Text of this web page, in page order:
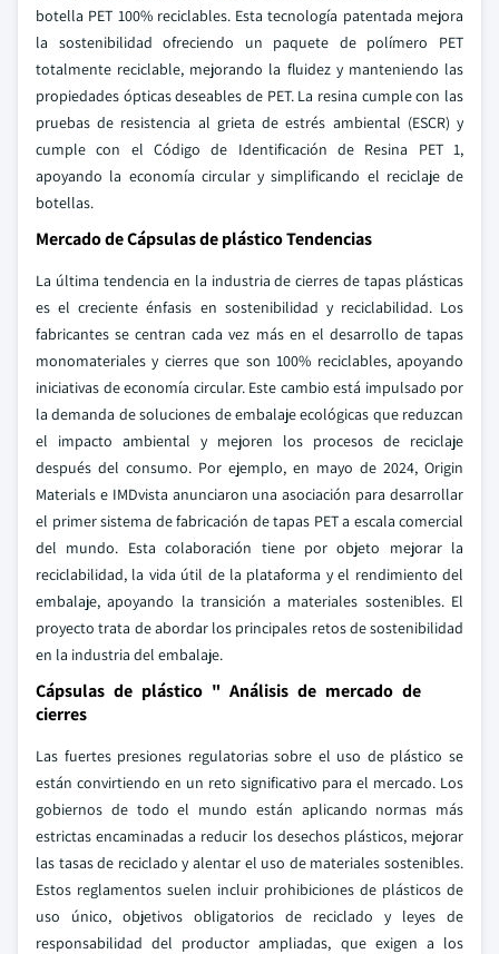
botella PET 100% reciclables. Esta tecnología patentada mejora
la sostenibilidad ofreciendo un paquete de polímero PET
totalmente reciclable, mejorando la fluidez y manteniendo las
propiedades ópticas deseables de PET. La resina cumple con las
pruebas de resistencia al grieta de estrés ambiental (ESCR) y
cumple con el Código de Identificación de Resina PET 1,
apoyando la economía circular y simplificando el reciclaje de
botellas.
Mercado de Cápsulas de plástico Tendencias
La última tendencia en la industria de cierres de tapas plásticas
es el creciente énfasis en sostenibilidad y reciclabilidad. Los
fabricantes se centran cada vez más en el desarrollo de tapas
monomateriales y cierres que son 100% reciclables, apoyando
iniciativas de economía circular. Este cambio está impulsado por
la demanda de soluciones de embalaje ecológicas que reduzcan
el impacto ambiental y mejoren los procesos de reciclaje
después del consumo. Por ejemplo, en mayo de 2024, Origin
Materials e IMDvista anunciaron una asociación para desarrollar
el primer sistema de fabricación de tapas PET a escala comercial
del mundo. Esta colaboración tiene por objeto mejorar la
reciclabilidad, la vida útil de la plataforma y el rendimiento del
embalaje, apoyando la transición a materiales sostenibles. El
proyecto trata de abordar los principales retos de sostenibilidad
en la industria del embalaje.
Cápsulas de plástico " Análisis de mercado de
cierres
Las fuertes presiones regulatorias sobre el uso de plástico se
están convirtiendo en un reto significativo para el mercado. Los
gobiernos de todo el mundo están aplicando normas más
estrictas encaminadas a reducir los desechos plásticos, mejorar
las tasas de reciclado y alentar el uso de materiales sostenibles.
Estos reglamentos suelen incluir prohibiciones de plásticos de
uso único, objetivos obligatorios de reciclado y leyes de
responsabilidad del productor ampliadas, que exigen a los